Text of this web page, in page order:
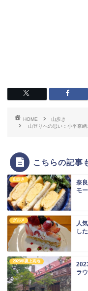
HOME
山歩き
山登りへの思い：小平奈
こちらの記事
山歩き
奈
モ
グルメ
人
し
2023年夏上高地
ラ